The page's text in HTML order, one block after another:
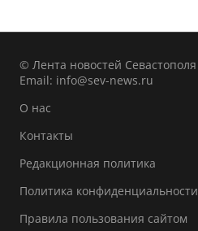
© Лента новостей Севастополя
Email: info@sev-news.ru
О нас
Контакты
Редакционная политика
Политика конфиденциальности
Правила пользования сайтом